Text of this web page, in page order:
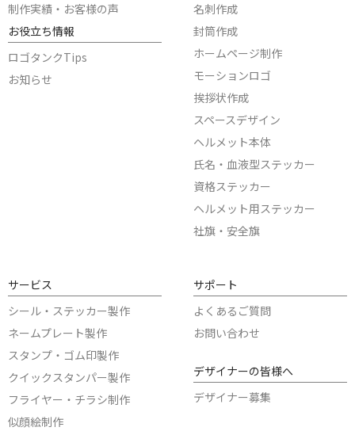
制作実績・お客様の声
お役立ち情報
ロゴタンクTips
お知らせ
名刺作成
封筒作成
ホームページ制作
モーションロゴ
挨拶状作成
スペースデザイン
ヘルメット本体
氏名・血液型ステッカー
資格ステッカー
ヘルメット用ステッカー
社旗・安全旗
サービス
シール・ステッカー製作
ネームプレート製作
スタンプ・ゴム印製作
クイックスタンパー製作
フライヤー・チラシ制作
似顔絵制作
サポート
よくあるご質問
お問い合わせ
デザイナーの皆様へ
デザイナー募集